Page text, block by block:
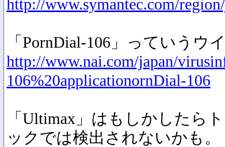
http://www.symantec.com/
「PornDial-106」っていうウ
http://www.nai.com/japan/
106%20applicationornDial-106
「Ultimax」はもしかしたら
ックでは検出されないかも。